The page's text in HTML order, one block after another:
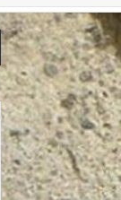
durante
durante